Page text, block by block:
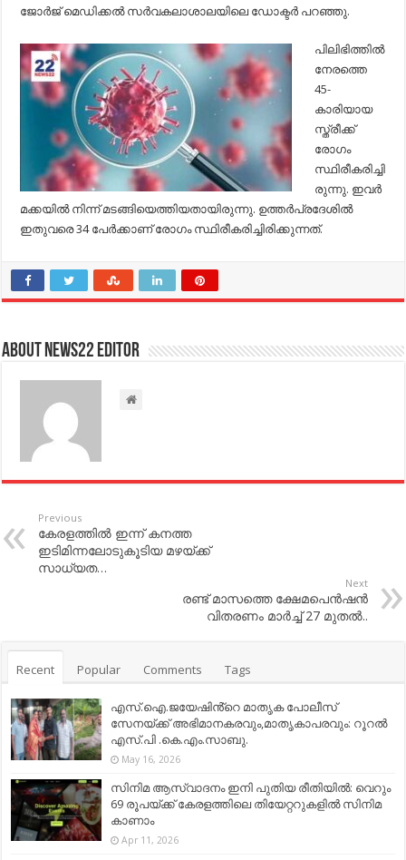
ജോര്‍ജ് മെഡിക്കല്‍ സര്‍വകലാശാലയിലെ ഡോക്ടര്‍ പറഞ്ഞു.
പിലിഭിത്തില്‍
നേരത്തെ
45-
കാരിയായ
സ്ത്രീക്ക്
രോഗം
സ്ഥിരീകരിച്ചി
രുന്നു. ഇവര്‍
മക്കയില്‍ നിന്ന് മടങ്ങിയെത്തിയതായിരുന്നു. ഉത്തര്‍പ്രദേശില്‍
ഇതുവരെ 34 പേര്‍ക്കാണ് രോഗം സ്ഥിരീകരിച്ചിരിക്കുന്നത്.
About NEWS22 EDITOR
Previous
കേരളത്തില്‍ ഇന്ന് കനത്ത
ഇടിമിന്നലോടുകൂടിയ മഴയ്ക്ക്
സാധ്യത…
Next
രണ്ട്​ മാസത്തെ ക്ഷേമപെന്‍ഷന്‍
വിതരണം മാര്‍ച്ച്‌​ 27 മുതല്‍..
Recent Popular Comments Tags
എസ്.ഐ.ജയേഷിൻ്റെ മാതൃക പോലീസ്
സേനയ്ക്ക് അഭിമാനകരവും,മാതൃകാപരവും: റൂറൽ
എസ്.പി .കെ.എം.സാബു.
May 16, 2026
സിനിമ ആസ്വാദനം ഇനി പുതിയ രീതിയിൽ: വെറും
69 രൂപയ്ക്ക് കേരളത്തിലെ തിയേറ്ററുകളിൽ സിനിമ
കാണാം
Apr 11, 2026